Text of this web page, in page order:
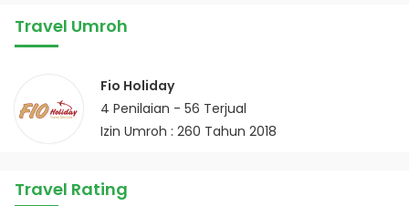
Travel Umroh
Fio Holiday
4 Penilaian - 56 Terjual
Izin Umroh : 260 Tahun 2018
Travel Rating